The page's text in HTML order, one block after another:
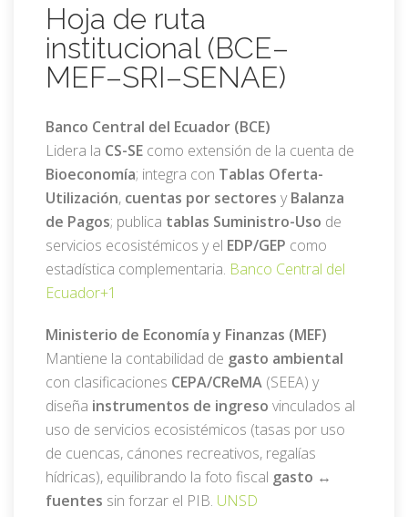
Hoja de ruta
institucional (BCE–
MEF–SRI–SENAE)
Banco Central del Ecuador (BCE)
Lidera la CS-SE como extensión de la cuenta de
Bioeconomía; integra con Tablas Oferta-
Utilización, cuentas por sectores y Balanza
de Pagos; publica tablas Suministro-Uso de
servicios ecosistémicos y el EDP/GEP como
estadística complementaria. Banco Central del
Ecuador+1
Ministerio de Economía y Finanzas (MEF)
Mantiene la contabilidad de gasto ambiental
con clasificaciones CEPA/CReMA (SEEA) y
diseña instrumentos de ingreso vinculados al
uso de servicios ecosistémicos (tasas por uso
de cuencas, cánones recreativos, regalías
hídricas), equilibrando la foto fiscal gasto ↔
fuentes sin forzar el PIB. UNSD